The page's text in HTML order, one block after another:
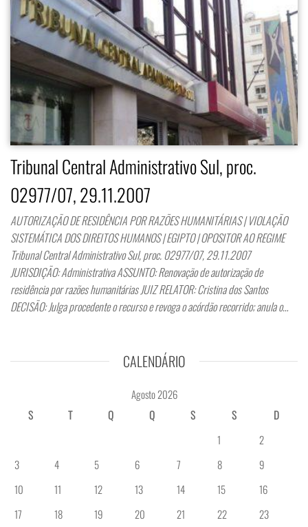
Tribunal Central Administrativo Sul, proc.
02977/07, 29.11.2007
AUTORIZAÇÃO DE RESIDÊNCIA POR RAZÕES HUMANITÁRIAS | VIOLAÇÃO
SISTEMÁTICA DOS DIREITOS HUMANOS | EGIPTO | OPOSITOR AO REGIME
Tribunal Central Administrativo Sul, proc. 02977/07, 29.11.2007
JURISDIÇÃO: Administrativa ASSUNTO: Renovação de autorização de
residência por razões humanitárias JUIZ RELATOR: Cristina dos Santos
DECISÃO: Julga procedente o recurso e revoga o acórdão recorrido; anula o…
CALENDÁRIO
Agosto 2026
S
T Q Q S S
D
1
2
3
4 5 6 7 8
9
10
11 12 13 14 15
16
17
18 19 20 21 22
23